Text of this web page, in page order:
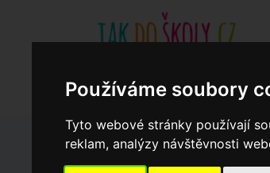
Používáme soubory
Tyto webové stránky používají
reklam, analýzy návštěvnosti
Když potřebujete pomoci